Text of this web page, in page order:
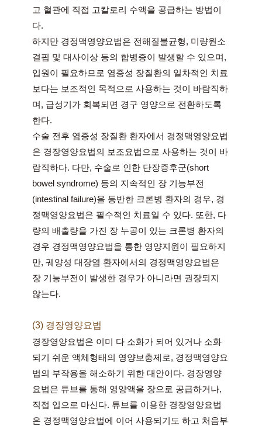
고 혈관에 직접 고칼로리 수액을 공급하는 방법이
다.
하지만 경정맥영양요법은 전해질불균형, 미량원소
결핍 및 대사이상 등의 합병증이 발생할 수 있으며,
입원이 필요하므로 염증성 장질환의 일차적인 치료
보다는 보조적인 목적으로 사용하는 것이 바람직하
며, 급성기가 회복되면 경구 영양으로 전환하도록
한다.
수술 전후 염증성 장질환 환자에서 경정맥영양요법
은 경장영양요법의 보조요법으로 사용하는 것이 바
람직하다. 다만, 수술로 인한 단장증후군(short
bowel syndrome) 등의 지속적인 장 기능부전
(intestinal failure)을 동반한 크론병 환자의 경우, 경
정맥영양요법은 필수적인 치료일 수 있다. 또한, 다
량의 배출량을 가진 장 누공이 있는 크론병 환자의
경우 경정맥영양요법을 통한 영양지원이 필요하지
만, 궤양성 대장염 환자에서의 경정맥영양요법은
장 기능부전이 발생한 경우가 아니라면 권장되지
않는다.
(3) 경장영양요법
경장영양요법은 이미 다 소화가 되어 있거나 소화
되기 쉬운 액체형태의 영양보충제로, 경정맥영양요
법의 부작용을 해소하기 위한 대안이다. 경장영양
요법은 튜브를 통해 영양액을 장으로 공급하거나,
직접 입으로 마신다. 튜브를 이용한 경장영양요법
은 경정맥영양요법에 이어 사용되기도 하고 처음부